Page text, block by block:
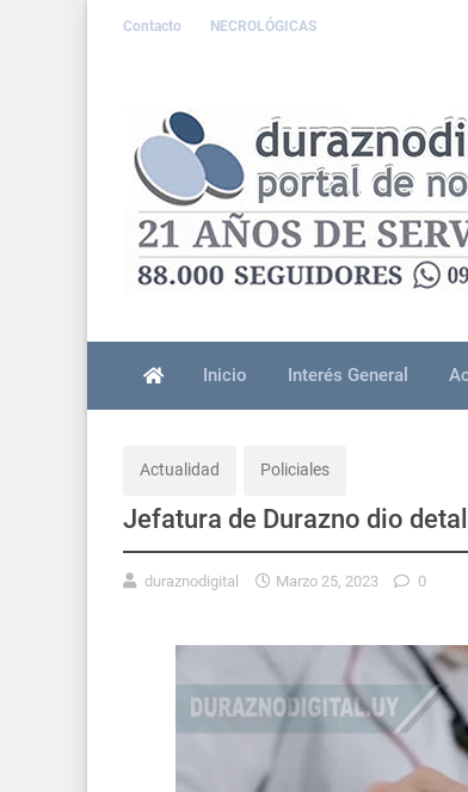
Contacto NECROLÓGICAS
Inicio Interés General
Actualidad Policiales
Jefatura de Durazno dio
duraznodigital Marzo 25, 2023 0